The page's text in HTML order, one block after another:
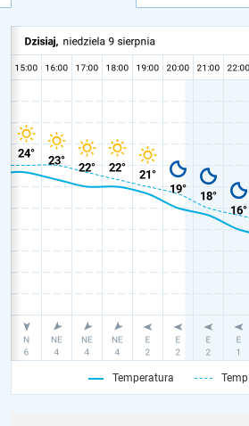
Temperatura